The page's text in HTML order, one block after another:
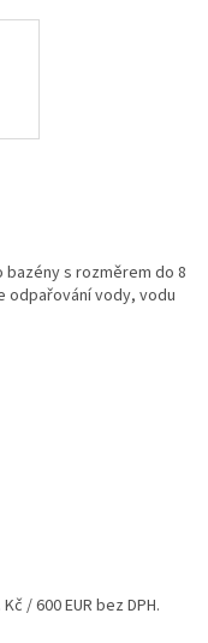
bazény s rozměrem do 8
odpařování vody, vodu
/ 600 EUR bez DPH.